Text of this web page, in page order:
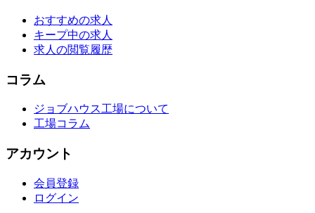
おすすめの求人
キープ中の求人
求人の閲覧履歴
コラム
ジョブハウス工場について
工場コラム
アカウント
会員登録
ログイン